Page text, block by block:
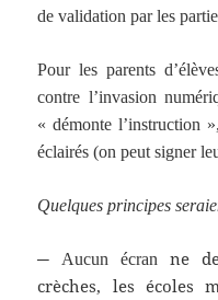
de validation par les
Pour les parents
contre l’invasion
« démonte l’instruction
éclairés (on peut signer
Quelques principes
─Aucun écran ne
crèches, les écoles